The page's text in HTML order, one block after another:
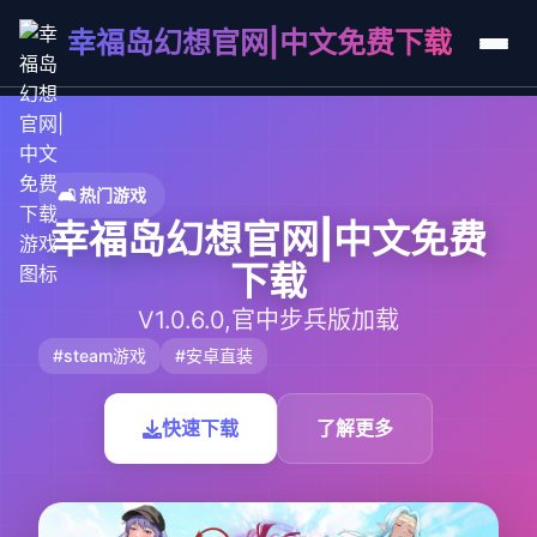
幸福岛幻想官网|中文免费下载
🛋️ 热门游戏
幸福岛幻想官网|中文免费
下载
V1.0.6.0,官中步兵版加载
#steam游戏 #安卓直装
快速下载 了解更多